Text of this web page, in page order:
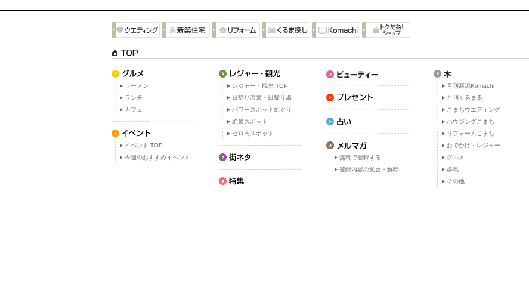
ラーメン
ランチ
カフェ
イベント TOP
今週のおすすめイベント
レジャー・観光 TOP
日帰り温泉・日帰り湯
パワースポットめぐり
絶景スポット
ゼロ円スポット
無料で登録する
登録内容の変更・解除
月刊新潟Komachi
月刊くるまる
こまちウエディング
ハウジングこまち
リフォームこまち
おでかけ・レジャー
グルメ
群馬
その他